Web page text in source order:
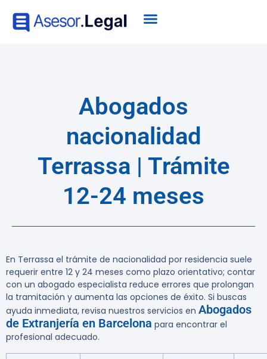
Abogados
nacionalidad
Terrassa | Trámite
12-24 meses
En Terrassa el trámite de nacionalidad por residencia suele
requerir entre 12 y 24 meses como plazo orientativo; contar
con un abogado especialista reduce errores que prolongan
la tramitación y aumenta las opciones de éxito. Si buscas
ayuda inmediata, revisa nuestros servicios en Abogados
de Extranjería en Barcelona para encontrar el
profesional adecuado.